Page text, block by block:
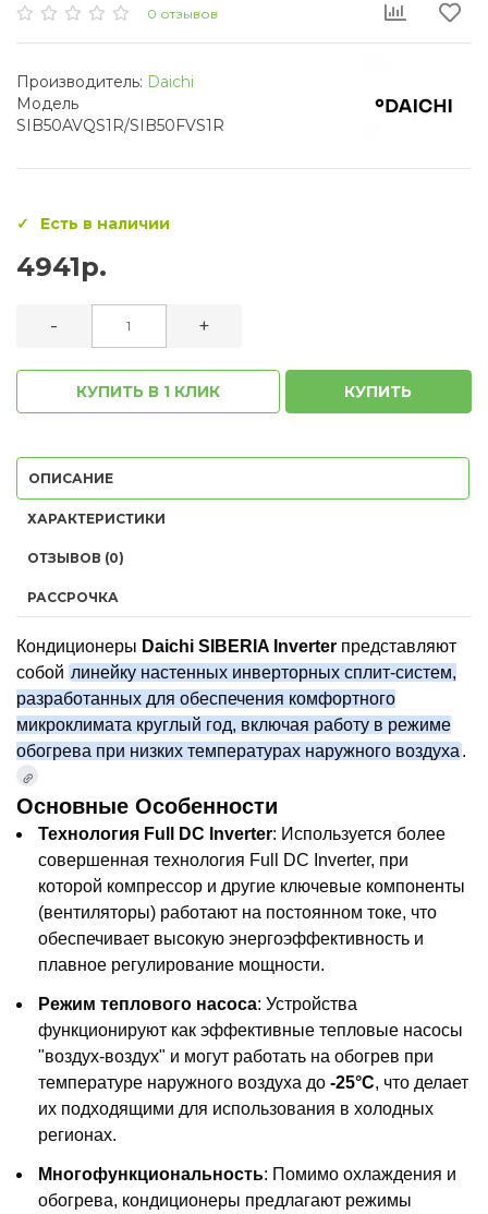
0 отзывов
Производитель: Daichi
Модель
SIB50AVQS1R/SIB50FVS1R
Есть в наличии
4941р.
- +
КУПИТЬ В 1 КЛИК КУПИТЬ
ОПИСАНИЕ
ХАРАКТЕРИСТИКИ
ОТЗЫВОВ (0)
РАССРОЧКА
Кондиционеры Daichi SIBERIA Inverter представляют
собой линейку настенных инверторных сплит-систем,
разработанных для обеспечения комфортного
микроклимата круглый год, включая работу в режиме
обогрева при низких температурах наружного воздуха .
Основные Особенности
Технология Full DC Inverter: Используется более
совершенная технология Full DC Inverter, при
которой компрессор и другие ключевые компоненты
(вентиляторы) работают на постоянном токе, что
обеспечивает высокую энергоэффективность и
плавное регулирование мощности.
Режим теплового насоса: Устройства
функционируют как эффективные тепловые насосы
"воздух-воздух" и могут работать на обогрев при
температуре наружного воздуха до -25°C, что делает
их подходящими для использования в холодных
регионах.
Многофункциональность: Помимо охлаждения и
обогрева, кондиционеры предлагают режимы